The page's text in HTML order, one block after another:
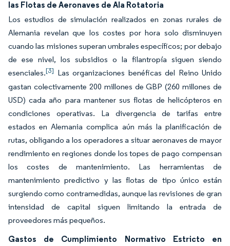
las Flotas de Aeronaves de Ala Rotatoria
Los estudios de simulación realizados en zonas rurales de
Alemania revelan que los costes por hora solo disminuyen
cuando las misiones superan umbrales específicos; por debajo
de ese nivel, los subsidios o la filantropía siguen siendo
esenciales.[3] Las organizaciones benéficas del Reino Unido
gastan colectivamente 200 millones de GBP (260 millones de
USD) cada año para mantener sus flotas de helicópteros en
condiciones operativas. La divergencia de tarifas entre
estados en Alemania complica aún más la planificación de
rutas, obligando a los operadores a situar aeronaves de mayor
rendimiento en regiones donde los topes de pago compensan
los costes de mantenimiento. Las herramientas de
mantenimiento predictivo y las flotas de tipo único están
surgiendo como contramedidas, aunque las revisiones de gran
intensidad de capital siguen limitando la entrada de
proveedores más pequeños.
Gastos de Cumplimiento Normativo Estricto en